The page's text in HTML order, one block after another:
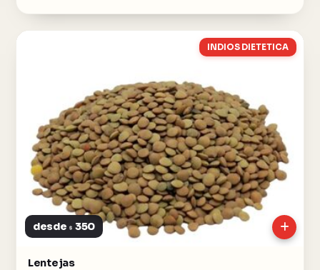
INDIOS DIETETICA
desde $ 350
Lentejas